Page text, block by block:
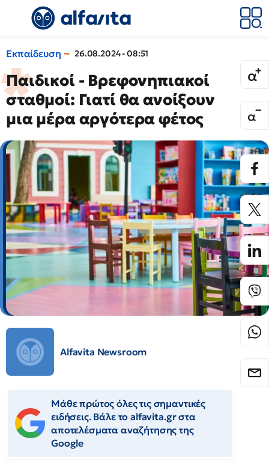
Εκπαίδευση 26.08.2024 - 08:51
Παιδικοί - Βρεφονηπιακοί
σταθμοί: Γιατί θα ανοίξουν
μια μέρα αργότερα φέτος
Alfavita Newsroom
Μάθε πρώτος όλες τις σημαντικές
ειδήσεις. Βάλε το alfavita.gr στα
αποτελέσματα αναζήτησης της
Google